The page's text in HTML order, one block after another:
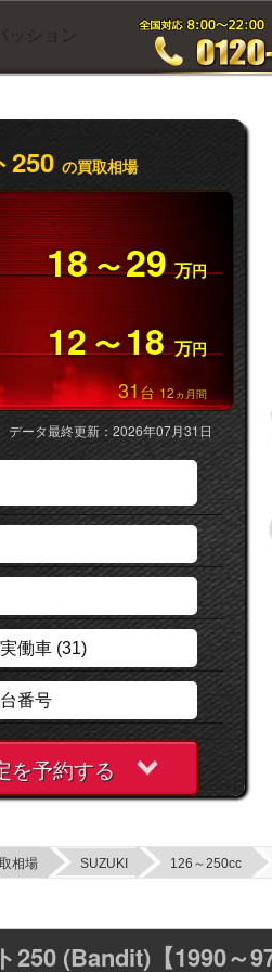
250 の買取相場
18 〜29 万円
12 〜18 万円
31台12ヵ月間
データ最終更新：2026年07月31日
を予約する
相場 SUZUKI 126～250cc
250 (Bandit)【1990～